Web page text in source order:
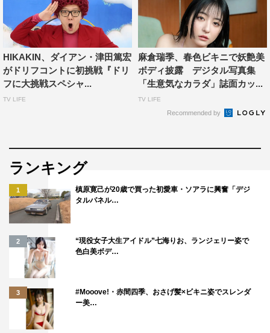
HIKAKIN、ダイアン・津田篤宏
がドリフコントに初挑戦『ドリ
フに大挑戦スペシャ...
TV LIFE
麻倉瑞季、春色ビキニで妖艶美
ボディ披露 デジタル写真集
「生意気なカラダ」誌面カッ...
TV LIFE
Recommended by
ランキング
1
槙原寛己が20歳で買った初愛車・ソアラに興奮「デジ
タルパネル…
2
“現役女子大生アイドル”七海りお、ランジェリー姿で
色白美ボデ…
3
#Mooove!・赤間四季、おさげ髪×ビキニ姿でスレンダ
ー美…